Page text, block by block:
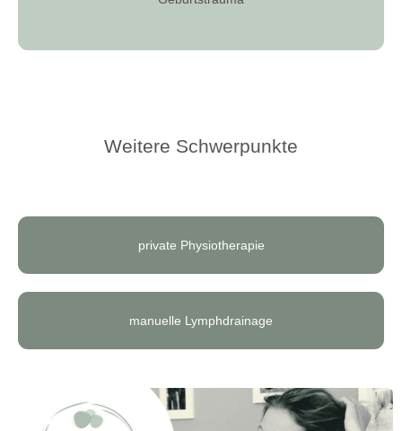
Weitere Schwerpunkte
private Physiotherapie
manuelle Lymphdrainage